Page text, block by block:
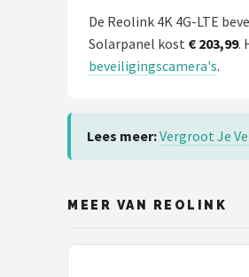
De Reolink 4K 4G-LTE
Solarpanel kost € 203,99.
beveiligingscamera's.
Lees meer:Vergroot Je
MEER VAN REOLINK